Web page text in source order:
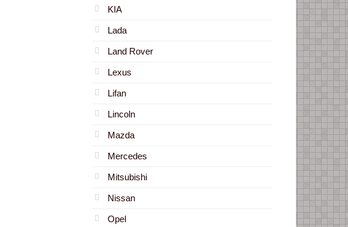
KIA
Lada
Land Rover
Lexus
Lifan
Lincoln
Mazda
Mercedes
Mitsubishi
Nissan
Opel